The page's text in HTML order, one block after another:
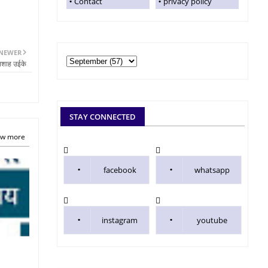
उईके
more
STAY CONNECTED
facebook whatsapp
instagram youtube